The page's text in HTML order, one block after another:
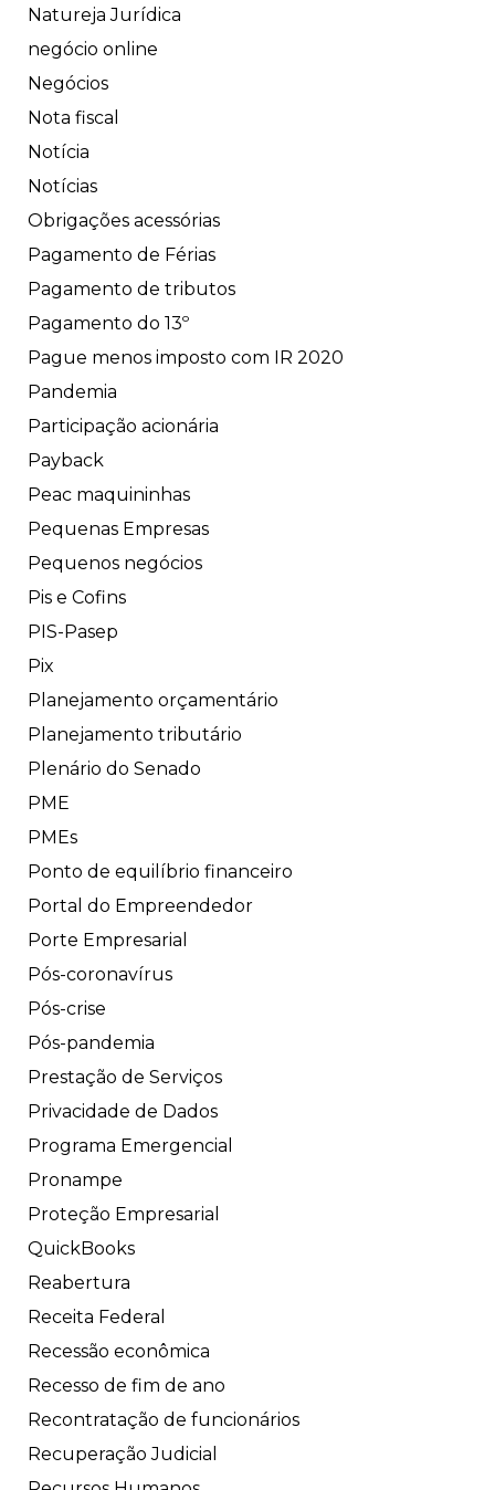
Natureja Jurídica
negócio online
Negócios
Nota fiscal
Notícia
Notícias
Obrigações acessórias
Pagamento de Férias
Pagamento de tributos
Pagamento do 13º
Pague menos imposto com IR 2020
Pandemia
Participação acionária
Payback
Peac maquininhas
Pequenas Empresas
Pequenos negócios
Pis e Cofins
PIS-Pasep
Pix
Planejamento orçamentário
Planejamento tributário
Plenário do Senado
PME
PMEs
Ponto de equilíbrio financeiro
Portal do Empreendedor
Porte Empresarial
Pós-coronavírus
Pós-crise
Pós-pandemia
Prestação de Serviços
Privacidade de Dados
Programa Emergencial
Pronampe
Proteção Empresarial
QuickBooks
Reabertura
Receita Federal
Recessão econômica
Recesso de fim de ano
Recontratação de funcionários
Recuperação Judicial